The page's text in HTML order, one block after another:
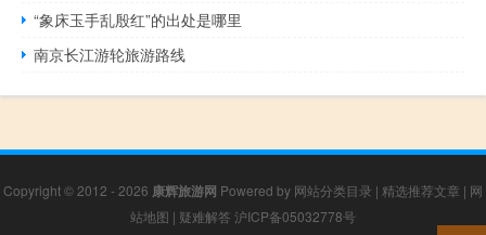
“象床玉手乱殷红”的出处是哪里
南京长江游轮旅游路线
Copyright © 2012 - 2026 康辉旅游网 Powered by 网站分类目录 | 精选推荐文章 | 网
站地图 | 疑难解答 沪ICP备05032778号